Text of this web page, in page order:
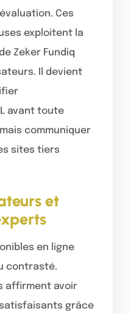
Ces
exploitent la
Zeker Fundiq
Il devient
avant toute
communiquer
sites tiers
et
en ligne
contrasté.
affirment avoir
grâce